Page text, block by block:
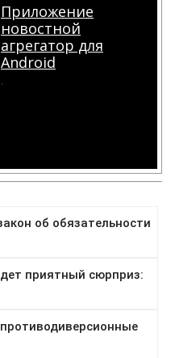
Приложение
новостной
агрегатор для
Android
.